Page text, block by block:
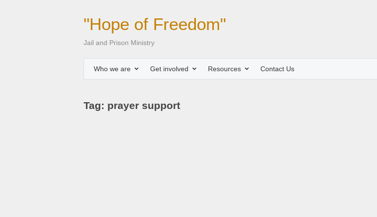
"Hope of Freedom"
Jail and Prison Ministry
Who we are Get involved Resources Contact Us
Tag: prayer support